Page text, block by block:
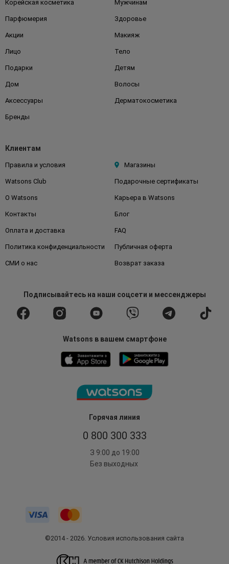
Горячая линия
0 800 300 333
З 9:00 до 19:00
Без выходных
Корейская косметика Мужчинам
Парфюмерия Здоровье
Акции Макияж
Лицо Тело
Подарки Детям
Дом Волосы
Аксессуары Дерматокосметика
Бренды
Клиентам
Правила и условия Магазины
Watsons Club Подарочные сертификаты
О Watsons Карьера в Watsons
Контакты Блог
Оплата и доставка FAQ
Политика конфиденциальности Публичная оферта
СМИ о нас Возврат заказа
Подписывайтесьна наши соцсети и мессенджеры
Watsons в вашем смартфоне
©2014 - 2026. Условия использования сайта